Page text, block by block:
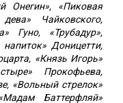
Онегин», «Пиковая
Чайковского,
Гуно, «Трубадур»,
Доницетти,
«Князь Игорь»
Прокофьева,
«Вольный стрелок»
Баттерфляй»